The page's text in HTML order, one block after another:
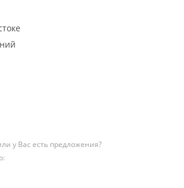
у Вас есть предложения?